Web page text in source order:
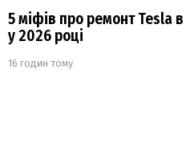
5 міфів про ремонт Tesla в
у 2026 році
16 годин тому